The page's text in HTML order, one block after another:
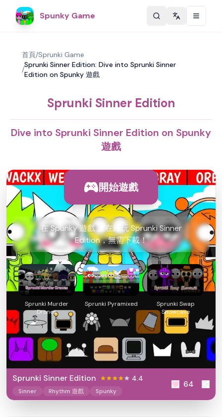
Spunky Game Change
首頁/Sprunki Game
/
Sprunki Sinner Edition: Dive into Sprunki Sinner
Edition on Spunky 遊戲
Sprunki Sinner Edition
Dive into Sprunki Sinner Edition on Spunky
遊戲
開始遊戲
在 Spunky 遊戲 上在線玩 Sprunki Sinner
Edition，無需下載！
Sprunki Murder
Drones
Sprunki Pyramixed
Sprunki Swap
Showcase
Sprunki Sinner Edition 4.4
Sinner Rhythm 遊戲 Spunky
64